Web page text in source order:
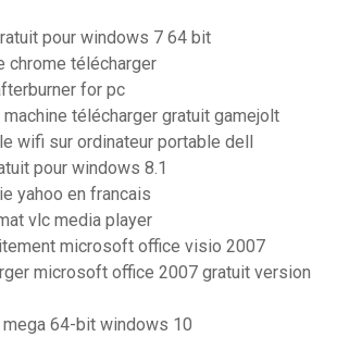
pour windows 7 64 bit
chrome télécharger
for pc
machine télécharger gratuit gamejolt
wifi sur ordinateur portable dell
pour windows 8.1
yahoo en francais
vlc media player
microsoft office visio 2007
microsoft office 2007 gratuit version
64-bit windows 10